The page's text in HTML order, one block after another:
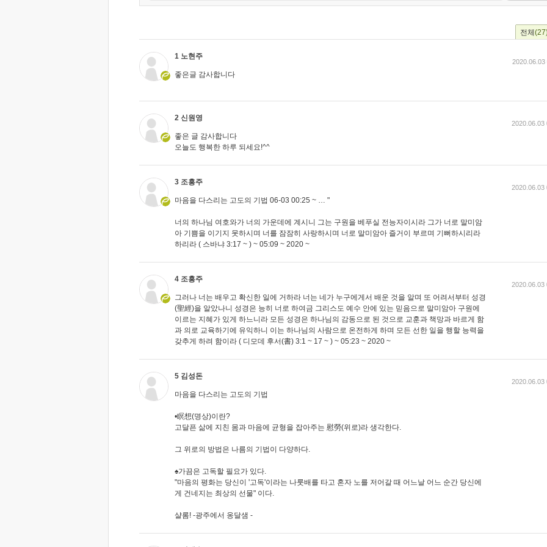
전체
1 노현주
좋은글 감사합니다
2020.06.03
2 신원영
좋은 글 감사합니다
오늘도 행복한 하루 되세요!^^
2020.06.03
3 조흥주
마음을 다스리는 고도의 기법 06-03 00:25 ~ … "
너의 하나님 여호와가 너의 가운데에 계시니 그는 구원을 베푸실 전능자이시라 그가 너로 말미암
아 기쁨을 이기지 못하시며 너를 잠잠히 사랑하시며 너로 말미암아 즐거이 부르며 기뻐하시리라
하리라 ( 스바냐 3:17 ~ ) ~ 05:09 ~ 2020 ~
2020.06.03
4 조흥주
그러나 너는 배우고 확신한 일에 거하라 너는 네가 누구에게서 배운 것을 알며 또 어려서부터 성경
(聖經)을 알았나니 성경은 능히 너로 하여금 그리스도 예수 안에 있는 믿음으로 말미암아 구원에
이르는 지혜가 있게 하느니라 모든 성경은 하나님의 감동으로 된 것으로 교훈과 책망과 바르게 함
과 의로 교육하기에 유익하니 이는 하나님의 사람으로 온전하게 하며 모든 선한 일을 행할 능력을
갖추게 하려 함이라 ( 디모데 후서(書) 3:1 ~ 17 ~ ) ~ 05:23 ~ 2020 ~
2020.06.03
5 김성돈
마음을 다스리는 고도의 기법
•瞑想(명상)이란?
고달픈 삶에 지친 몸과 마음에 균형을 잡아주는 慰勞(위로)라 생각한다.
그 위로의 방법은 나름의 기법이 다양하다.
♠가끔은 고독할 필요가 있다.
"마음의 평화는 당신이 '고독'이라는 나룻배를 타고 혼자 노를 저어갈 때 어느날 어느 순간 당신에
게 건네지는 최상의 선물" 이다.
샬롬! -광주에서 옹달샘 -
2020.06.03